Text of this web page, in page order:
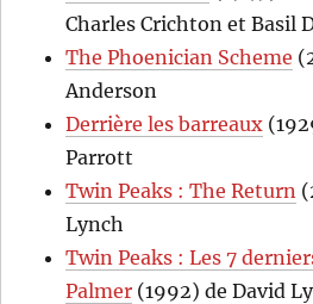
Charles Crichton et Basil
The Phoenician Scheme
Anderson
Derrière les barreaux
Parrott
Twin Peaks : The Return
Lynch
Twin Peaks : Les 7
Palmer (1992) de David